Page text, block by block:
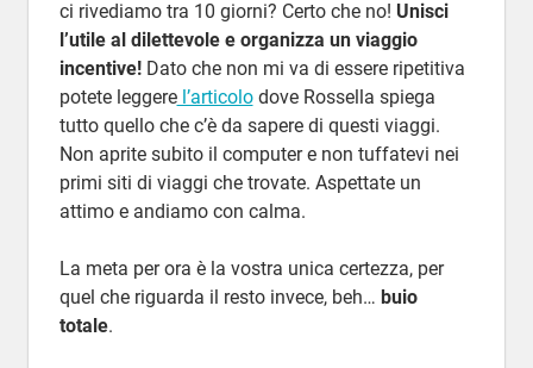
ci rivediamo tra 10 giorni? Certo che no! Unisci
l’utile al dilettevole e organizza un viaggio
incentive! Dato che non mi va di essere ripetitiva
potete leggerel’articolodove Rossella spiega
tutto quello che c’è da sapere di questi viaggi.
Non aprite subito il computer e non tuffatevi nei
primi siti di viaggi che trovate. Aspettate un
attimo e andiamo con calma.
La meta per ora è la vostra unica certezza, per
quel che riguarda il resto invece, beh… buio
totale.